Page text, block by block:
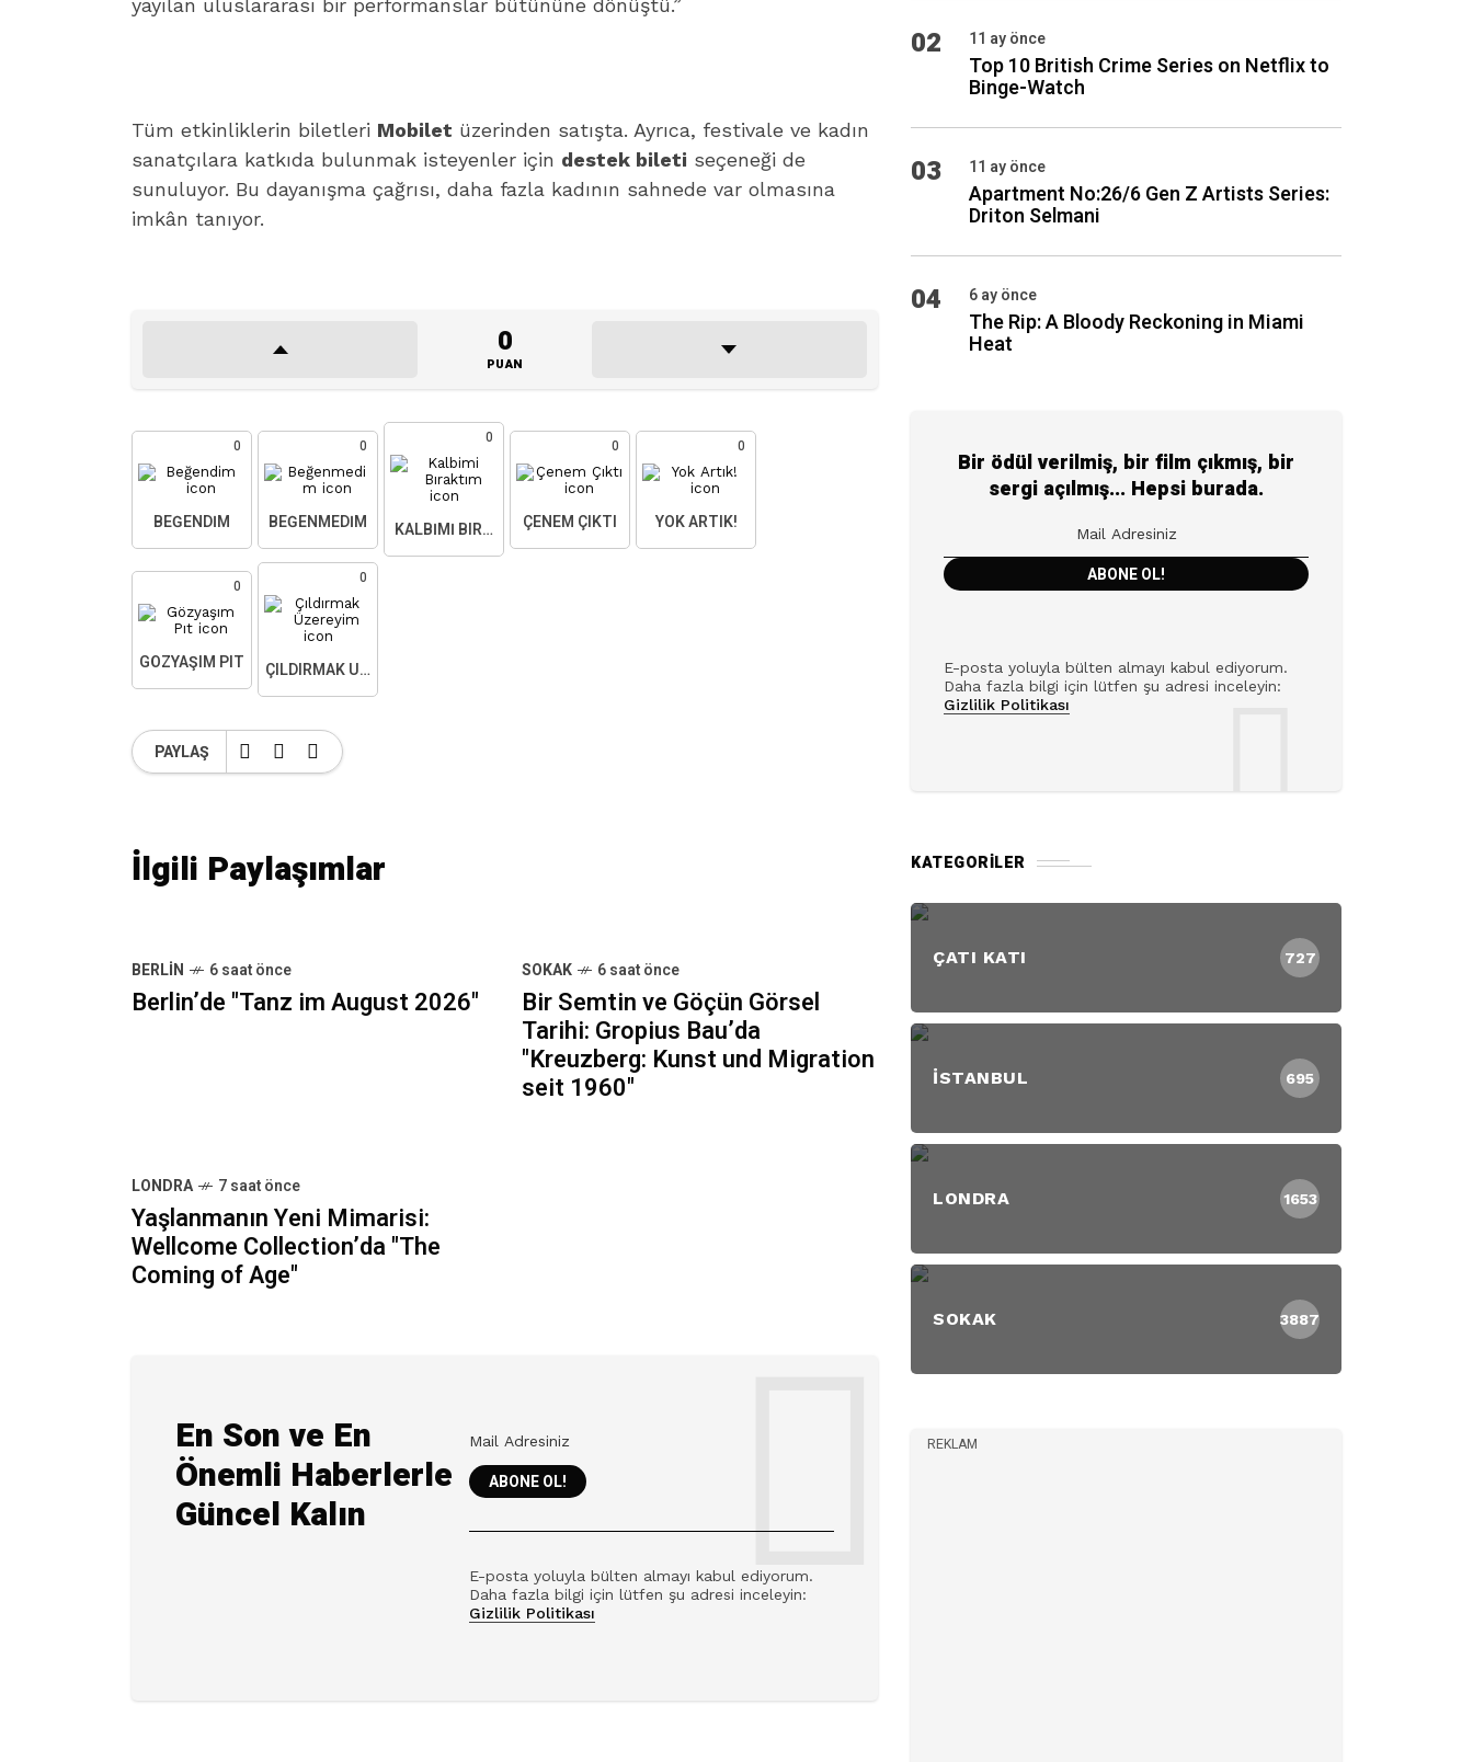
yayılan uluslararası bir performanslar bütününe dönüştü.”
Tüm etkinliklerin biletleri Mobilet üzerinden satışta. Ayrıca, festivale ve kadın
sanatçılara katkıda bulunmak isteyenler için destek bileti seçeneği de
sunuluyor. Bu dayanışma çağrısı, daha fazla kadının sahnede var olmasına
imkân tanıyor.
0
PUAN
0
BEĞENDIM
0
BEĞENMEDIM
0
KALBIMI BIRAKTIM
0
ÇENEM ÇIKTI
0
YOK ARTIK!
0
GÖZYAŞIM PIT
0
ÇILDIRMAK ÜZEREYIM
PAYLAŞ
İlgili Paylaşımlar
BERLIN 6 saat önce
Berlin’de "Tanz im August 2026"
SOKAK 6 saat önce
Bir Semtin ve Göçün Görsel
Tarihi: Gropius Bau’da
"Kreuzberg: Kunst und Migration
seit 1960"
LONDRA 7 saat önce
Yaşlanmanın Yeni Mimarisi:
Wellcome Collection’da "The
Coming of Age"
En Son ve En
Önemli Haberlerle
Güncel Kalın
E-posta yoluyla bülten almayı kabul ediyorum.
Daha fazla bilgi için lütfen şu adresi inceleyin:
Gizlilik Politikası
02 11 ay önce
Top 10 British Crime Series on Netflix to
Binge-Watch
03 11 ay önce
Apartment No:26/6 Gen Z Artists Series:
Driton Selmani
04 6 ay önce
The Rip: A Bloody Reckoning in Miami
Heat
Bir ödül verilmiş, bir film çıkmış, bir
sergi açılmış... Hepsi burada.
E-posta yoluyla bülten almayı kabul ediyorum.
Daha fazla bilgi için lütfen şu adresi inceleyin:
Gizlilik Politikası
KATEGORILER
ÇATI KATI 727
İSTANBUL 695
LONDRA 1653
SOKAK 3887
REKLAM